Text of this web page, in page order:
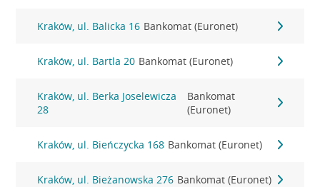
Kraków, ul. Balicka 16 Bankomat (Euronet)
Kraków, ul. Bartla 20 Bankomat (Euronet)
Kraków, ul. Berka Joselewicza
28
Bankomat
(Euronet)
Kraków, ul. Bieńczycka 168 Bankomat (Euronet)
Kraków, ul. Bieżanowska 276 Bankomat (Euronet)